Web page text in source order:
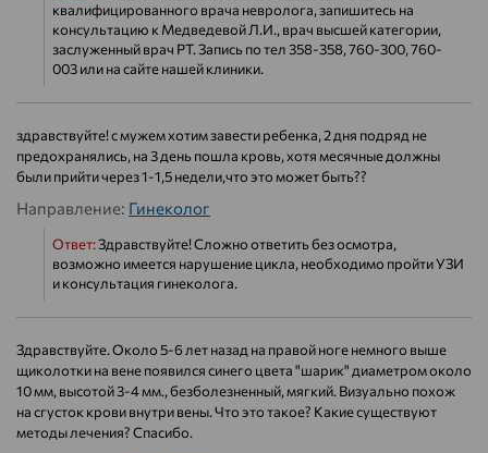
квалифицированного врача невролога, запишитесь на
консультацию к Медведевой Л.И., врач высшей категории,
заслуженный врач РТ. Запись по тел 358-358, 760-300, 760-
003 или на сайте нашей клиники.
здравствуйте! с мужем хотим завести ребенка, 2 дня подряд не
предохранялись, на 3 день пошла кровь, хотя месячные должны
были прийти через 1-1,5 недели,что это может быть??
Направление: Гинеколог
Ответ:Здравствуйте! Сложно ответить без осмотра,
возможно имеется нарушение цикла, необходимо пройти УЗИ
и консультация гинеколога.
Здравствуйте. Около 5-6 лет назад на правой ноге немного выше
щиколотки на вене появился синего цвета "шарик" диаметром около
10 мм, высотой 3-4 мм., безболезненный, мягкий. Визуально похож
на сгусток крови внутри вены. Что это такое? Какие существуют
методы лечения? Спасибо.